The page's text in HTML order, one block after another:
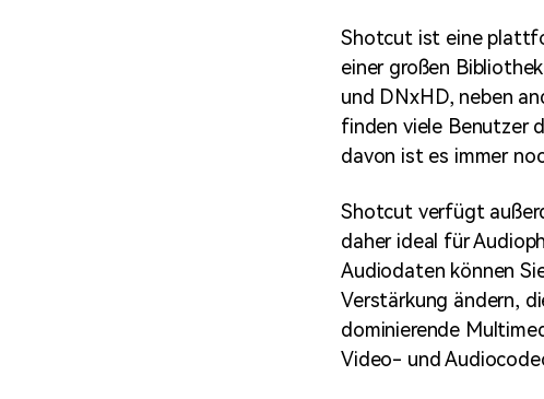
Shotcut ist eine
einer großen
und DNxHD, neben
finden viele Benutzer
davon ist es immer
Shotcut verfügt
daher ideal für
Audiodaten können
Verstärkung ändern,
dominierende
Video- und